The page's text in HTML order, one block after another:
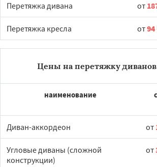
Перетяжка дивана от
Перетяжка кресла от94
Цены на перетяжку
наименование
Диван-аккордеон от
Угловые диваны (сложной
конструкции)
от